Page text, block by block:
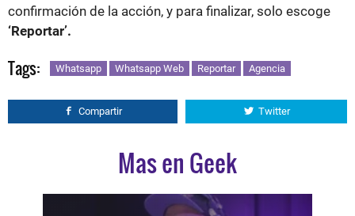
confirmación de la acción, y para finalizar, solo escoge
‘Reportar’.
Tags: Whatsapp Whatsapp Web Reportar Agencia
Compartir Twitter
Mas en Geek